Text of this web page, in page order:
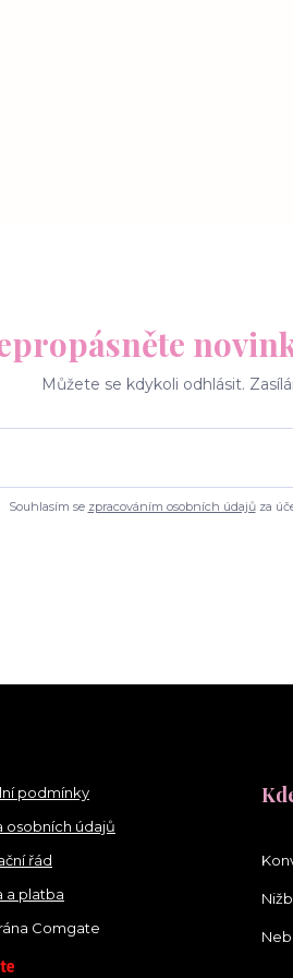
Můžete se kdykoli odhlásit.
Souhlasím se zpracováním osobních údajůza
podmínky
osobních údajů
řád
a platba
Comgate